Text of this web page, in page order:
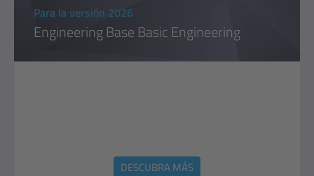
Para la versión 2026
Engineering Base Basic Engineering
DESCUBRA MÁS